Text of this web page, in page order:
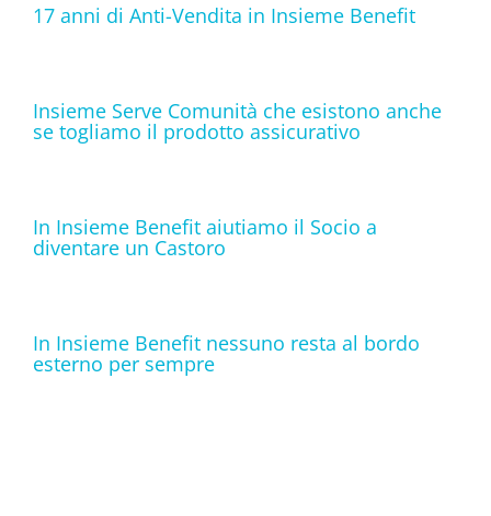
17 anni di Anti-Vendita in Insieme Benefit
Insieme Serve Comunità che esistono anche
se togliamo il prodotto assicurativo
In Insieme Benefit aiutiamo il Socio a
diventare un Castoro
In Insieme Benefit nessuno resta al bordo
esterno per sempre